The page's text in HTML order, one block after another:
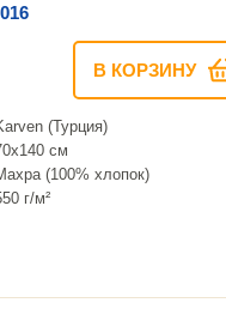
В КОРЗИНУ
(Турция)
см
(100% хлопок)
г/м²